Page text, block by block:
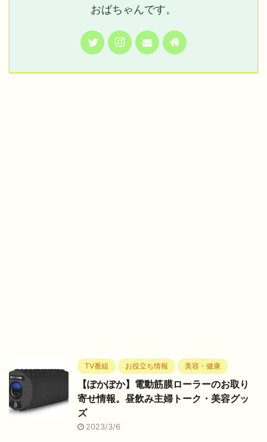
おばちゃんです。
TV番組 お役立ち情報 美容・健康
【ぽかぽか】電動筋膜ローラーのお取り
寄せ情報。昼飲み主婦トーク・美容グッ
ズ
2023/3/6